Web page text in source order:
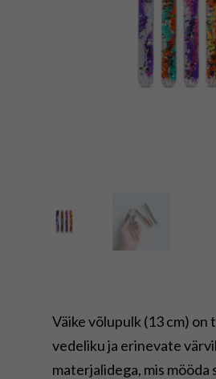
Väike võlupulk (13 cm) on
vedeliku ja erinevate
materjalidega, mis mööda